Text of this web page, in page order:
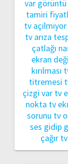
var
tamiri
tv
tv arıza
çatlağı
ekran
kırılması
titremesi
çizgi var tv
nokta tv
sorunu tv
ses gidip
çağır